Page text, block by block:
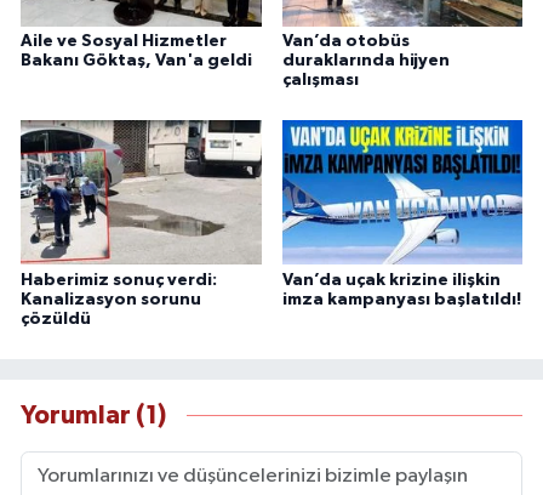
Aile ve Sosyal Hizmetler
Bakanı Göktaş, Van'a geldi
Van’da otobüs
duraklarında hijyen
çalışması
Haberimiz sonuç verdi:
Kanalizasyon sorunu
çözüldü
Van’da uçak krizine ilişkin
imza kampanyası başlatıldı!
Yorumlar (1)